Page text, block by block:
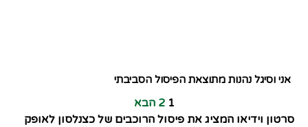
אני וסיגל נהנות מתוצאת הפיסול הסביבתי
1
2 הבא
סרטון וידיאו המציג את פיסול הרוכבים של כצנלסון לאופק